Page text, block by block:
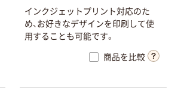
インクジェットプリント対応のた
め、お好きなデザインを印刷して使
用することも可能です。
商品を比較